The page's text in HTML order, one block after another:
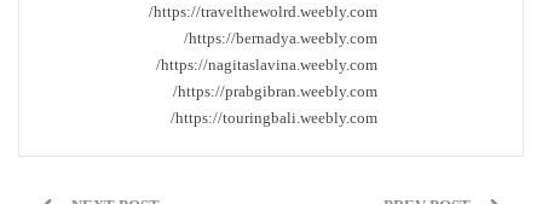
https://travelthewolrd.weebly.com/
https://bernadya.weebly.com/
https://nagitaslavina.weebly.com/
https://prabgibran.weebly.com/
https://touringbali.weebly.com/